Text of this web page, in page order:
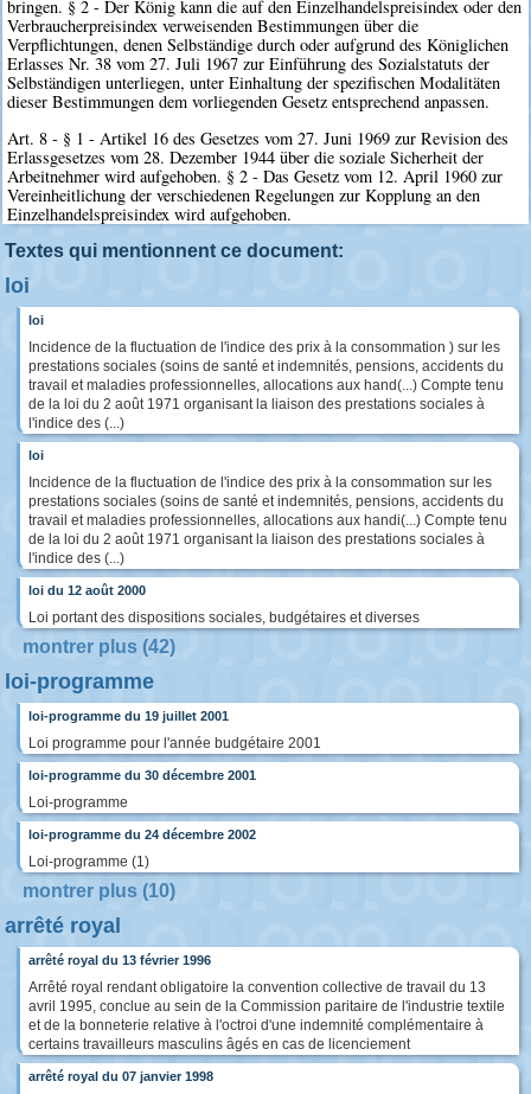
bringen. § 2 - Der König kann die auf den Einzelhandelspreisindex oder den
Verbraucherpreisindex verweisenden Bestimmungen über die
Verpflichtungen, denen Selbständige durch oder aufgrund des Königlichen
Erlasses Nr. 38 vom 27. Juli 1967 zur Einführung des Sozialstatuts der
Selbständigen unterliegen, unter Einhaltung der spezifischen Modalitäten
dieser Bestimmungen dem vorliegenden Gesetz entsprechend anpassen.
Art. 8 - § 1 - Artikel 16 des Gesetzes vom 27. Juni 1969 zur Revision des
Erlassgesetzes vom 28. Dezember 1944 über die soziale Sicherheit der
Arbeitnehmer wird aufgehoben. § 2 - Das Gesetz vom 12. April 1960 zur
Vereinheitlichung der verschiedenen Regelungen zur Kopplung an den
Einzelhandelspreisindex wird aufgehoben.
Textes qui mentionnent ce document:
loi
loi
Incidence de la fluctuation de l'indice des prix à la consommation ) sur les
prestations sociales (soins de santé et indemnités, pensions, accidents du
travail et maladies professionnelles, allocations aux hand(...) Compte tenu
de la loi du 2 août 1971 organisant la liaison des prestations sociales à
l'indice des (...)
loi
Incidence de la fluctuation de l'indice des prix à la consommation sur les
prestations sociales (soins de santé et indemnités, pensions, accidents du
travail et maladies professionnelles, allocations aux handi(...) Compte tenu
de la loi du 2 août 1971 organisant la liaison des prestations sociales à
l'indice des (...)
loi du 12 août 2000
Loi portant des dispositions sociales, budgétaires et diverses
montrer plus (42)
loi-programme
loi-programme du 19 juillet 2001
Loi programme pour l'année budgétaire 2001
loi-programme du 30 décembre 2001
Loi-programme
loi-programme du 24 décembre 2002
Loi-programme (1)
montrer plus (10)
arrêté royal
arrêté royal du 13 février 1996
Arrêté royal rendant obligatoire la convention collective de travail du 13
avril 1995, conclue au sein de la Commission paritaire de l'industrie textile
et de la bonneterie relative à l'octroi d'une indemnité complémentaire à
certains travailleurs masculins âgés en cas de licenciement
arrêté royal du 07 janvier 1998